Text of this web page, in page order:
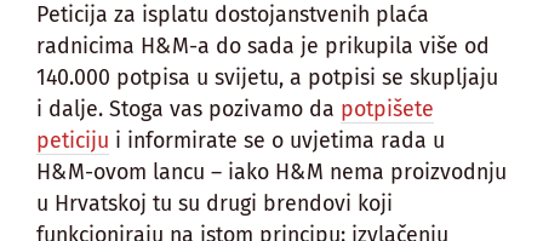
Peticija za isplatu dostojanstvenih plaća
radnicima H&M-a do sada je prikupila više od
140.000 potpisa u svijetu, a potpisi se skupljaju
i dalje. Stoga vas pozivamo da potpišete
peticiju i informirate se o uvjetima rada u
H&M-ovom lancu – iako H&M nema proizvodnju
u Hrvatskoj tu su drugi brendovi koji
funkcioniraju na istom principu: izvlačenju